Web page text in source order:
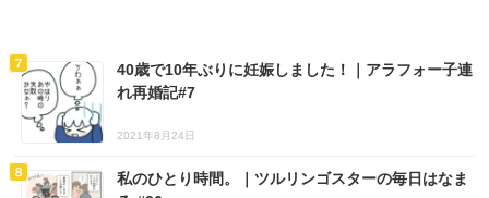
40歳で10年ぶりに妊娠しました！｜アラフォー子連
れ再婚記#7
2021年8月24日
私のひとり時間。｜ツルリンゴスターの毎日はなま